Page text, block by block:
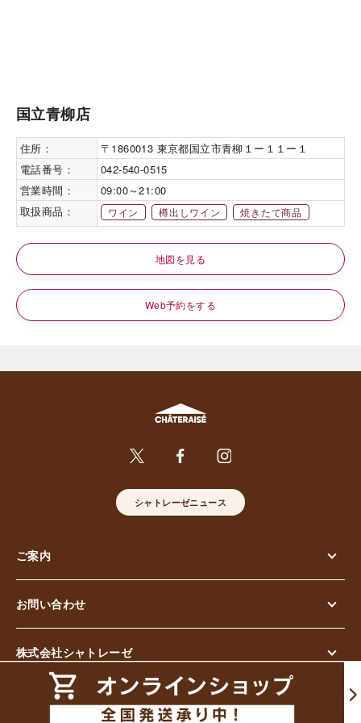
国立青柳店
住所：
〒1860013 東京都国立市青柳１ー１１ー１
電話番号：
042-540-0515
営業時間：
09:00～21:00
取扱商品：
ワイン 樽出しワイン 焼きたて商品
地図を見る
Web予約をする
シャトレーゼニュース
ご案内
お問い合わせ
株式会社シャトレーゼ
© Chateraise Co.,Ltd. All Rights Reserved.